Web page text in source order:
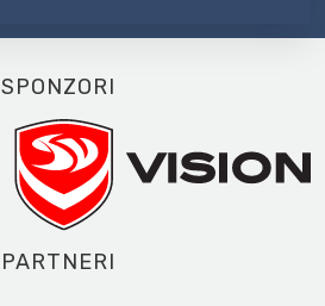
SPONZORI
PARTNERI